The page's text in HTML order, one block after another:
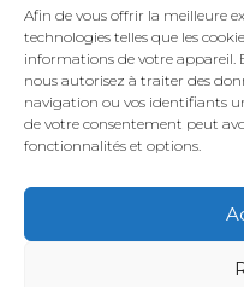
Afin de vous offrir la meilleure
technologies telles que les
informations de votre appareil.
nous autorisez à traiter des
navigation ou vos identifiants
de votre consentement peut
fonctionnalités et options.
Instagram
Mentions légales
Politique de
Politique en matière de
Entretenir votre meuble
Subventions